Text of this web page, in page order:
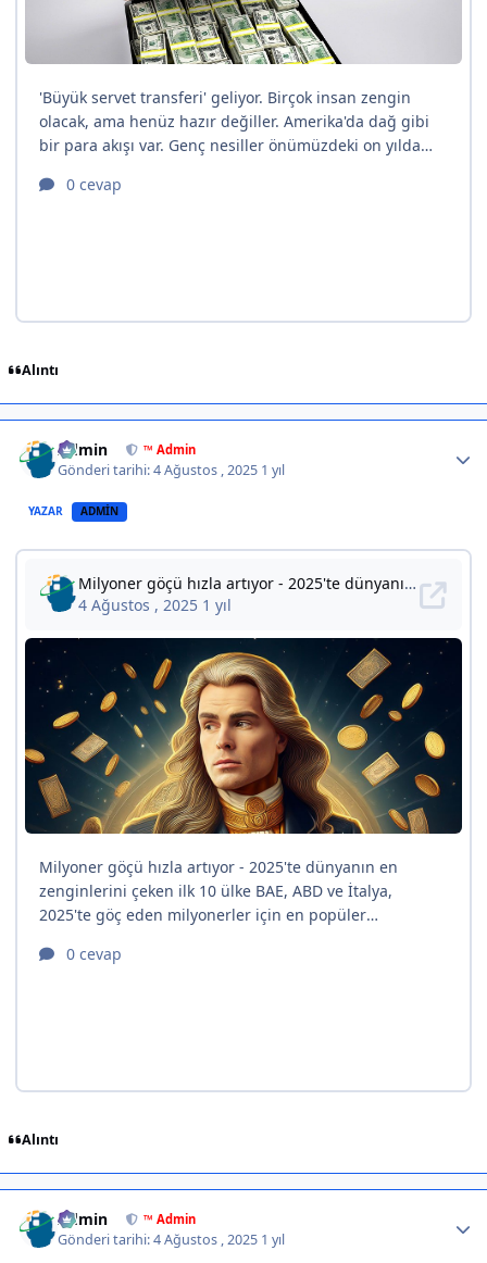
Alıntı
Admin ™ Admin
Gönderi tarihi:4 Ağustos , 2025 1 yıl
YAZAR ADMIN
Alıntı
Admin ™ Admin
Gönderi tarihi:4 Ağustos , 2025 1 yıl